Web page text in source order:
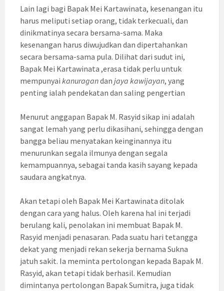
Lain lagi bagi Bapak Mei Kartawinata, kesenangan itu
harus meliputi setiap orang, tidak terkecuali, dan
dinikmatinya secara bersama-sama. Maka
kesenangan harus diwujudkan dan dipertahankan
secara bersama-sama pula. Dilihat dari sudut ini,
Bapak Mei Kartawinata ,erasa tidak perlu untuk
mempunyai kanuragandan jaya kawijayan, yang
penting ialah pendekatan dan saling pengertian
Menurut anggapan Bapak M. Rasyid sikap ini adalah
sangat lemah yang perlu dikasihani, sehingga dengan
bangga beliau menyatakan keinginannya itu
menurunkan segala ilmunya dengan segala
kemampuannya, sebagai tanda kasih sayang kepada
saudara angkatnya.
Akan tetapi oleh Bapak Mei Kartawinata ditolak
dengan cara yang halus. Oleh karena hal ini terjadi
berulang kali, penolakan ini membuat Bapak M.
Rasyid menjadi penasaran. Pada suatu hari tetangga
dekat yang menjadi rekan sekerja bernama Sukna
jatuh sakit. Ia meminta pertolongan kepada Bapak M.
Rasyid, akan tetapi tidak berhasil. Kemudian
dimintanya pertolongan Bapak Sumitra, juga tidak